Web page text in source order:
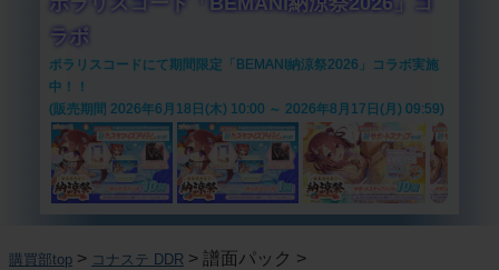
ラボ
ポラリスコードにて期間限定「BEMANI納涼祭2026」コラボ実施
中！！
(販売期間 2026年6月18日(木) 10:00 ～ 2026年8月17日(月) 09:59)
購買部top > コナステ DDR > 譜面パック >